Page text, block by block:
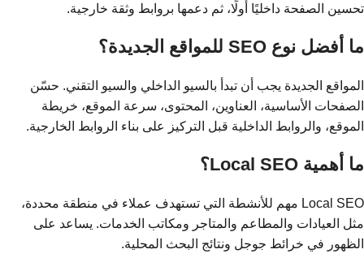
تحسين الصفحة داخليًا أولًا، ثم دعمها بروابط وثقة خارجية.
ما أفضل نوع SEO للمواقع الجديدة؟
المواقع الجديدة يجب أن تبدأ بالسيو الداخلي والسيو التقني. حسّن
الصفحات الأساسية، العناوين، المحتوى، سرعة الموقع، خريطة
الموقع، والروابط الداخلية قبل التركيز على بناء الروابط الخارجية.
ما أهمية Local SEO؟
Local SEO مهم للأنشطة التي تستهدف عملاء في منطقة محددة،
مثل العيادات والمطاعم والمتاجر ومكاتب الخدمات. يساعد على
الظهور في خرائط جوجل ونتائج البحث المحلية.